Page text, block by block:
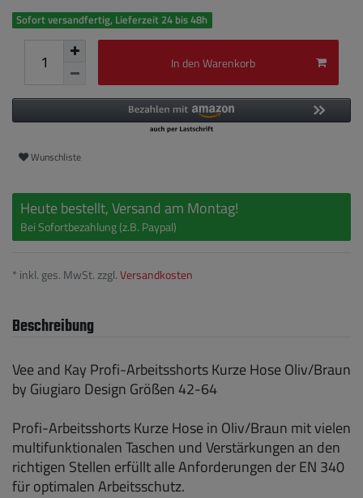
Sofort versandfertig, Lieferzeit 24 bis 48h
In den Warenkorb
Wunschliste
Heute bestellt, Versand am Montag!
Bei Sofortbezahlung (z.B. Paypal)
* inkl. ges. MwSt. zzgl.Versandkosten
Beschreibung
Vee and Kay Profi-Arbeitsshorts Kurze Hose Oliv/Braun
by Giugiaro Design Größen 42-64
Profi-Arbeitsshorts Kurze Hose in Oliv/Braun mit vielen
multifunktionalen Taschen und Verstärkungen an den
richtigen Stellen erfüllt alle Anforderungen der EN 340
für optimalen Arbeitsschutz.